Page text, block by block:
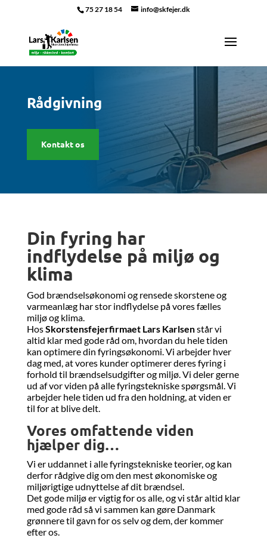
75 27 18 54 info@skfejer.dk
Rådgivning
Kontakt os
Din fyring har
indflydelse på miljø og
klima
God brændselsøkonomi og rensede skorstene og
varmeanlæg har stor indflydelse på vores fælles
miljø og klima.
HosSkorstensfejerfirmaet Lars Karlsenstår vi
altid klar med gode råd om, hvordan du hele tiden
kan optimere din fyringsøkonomi. Vi arbejder hver
dag med, at vores kunder optimerer deres fyring i
forhold til brændselsudgifter og miljø. Vi deler gerne
ud af vor viden på alle fyringstekniske spørgsmål. Vi
arbejder hele tiden ud fra den holdning, at viden er
til for at blive delt.
Vores omfattende viden
hjælper dig…
Vi er uddannet i alle fyringstekniske teorier, og kan
derfor rådgive dig om den mest økonomiske og
miljørigtige udnyttelse af dit brændsel.
Det gode miljø er vigtig for os alle, og vi står altid klar
med gode råd så vi sammen kan gøre Danmark
grønnere til gavn for os selv og dem, der kommer
efter os.